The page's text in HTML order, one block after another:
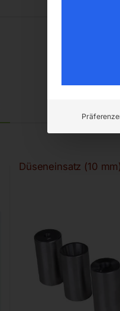
Düseneinsatz (10 mm)